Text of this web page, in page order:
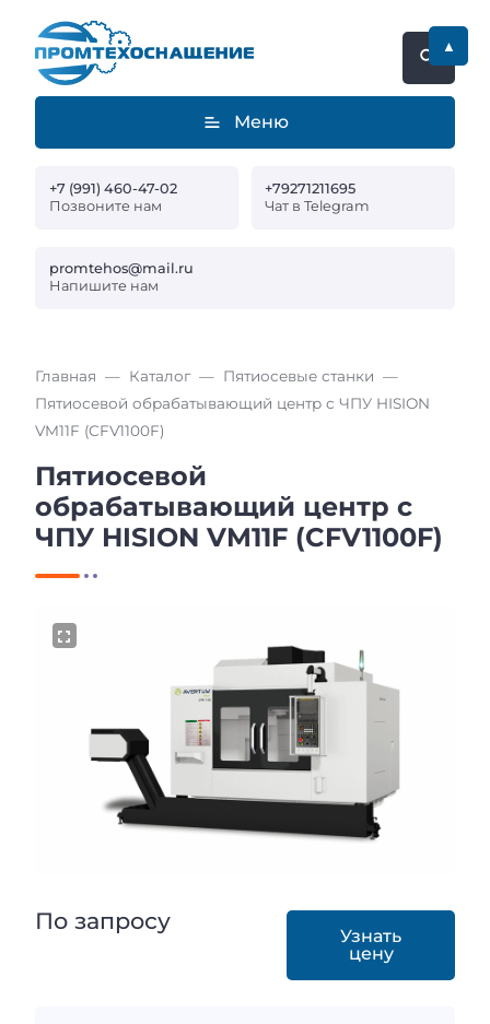
Меню
+7 (991) 460-47-02
Позвоните нам
+79271211695
Чат в Telegram
promtehos@mail.ru
Напишите нам
Главная Каталог
Пятиосевые станки
Пятиосевой обрабатывающий центр с ЧПУ HISION
VM11F (CFV1100F)
Пятиосевой
обрабатывающий центр с
ЧПУ HISION VM11F (CFV1100F)
По запросу
Узнать
цену
▲